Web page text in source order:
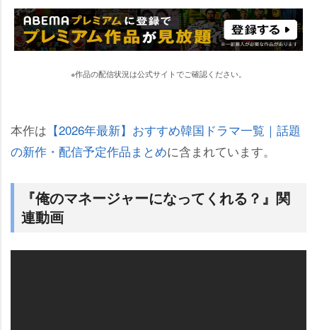
※作品の配信状況は公式サイトでご確認ください。
本作は 【2026年最新】おすすめ韓国ドラマ一覧｜話題
の新作・配信予定作品まとめに含まれています。
『俺のマネージャーになってくれる？』関
連動画